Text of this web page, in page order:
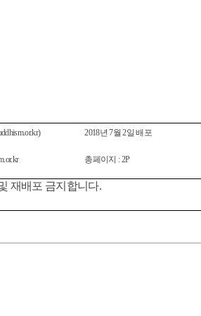
2018년7월2일 배포
총페이지 : 2P
재배포 금지합니다.